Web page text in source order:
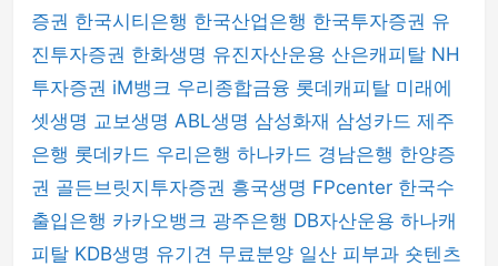
증권 한국시티은행 한국산업은행 한국투자증권 유
진투자증권 한화생명 유진자산운용 산은캐피탈 NH
투자증권 iM뱅크 우리종합금융 롯데캐피탈 미래에
셋생명 교보생명 ABL생명 삼성화재 삼성카드 제주
은행 롯데카드 우리은행 하나카드 경남은행 한양증
권 골든브릿지투자증권 흥국생명 FPcenter 한국수
출입은행 카카오뱅크 광주은행 DB자산운용 하나캐
피탈 KDB생명 유기견 무료분양 일산 피부과 숏텐츠